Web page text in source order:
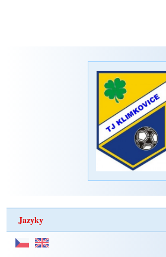
Jazyky